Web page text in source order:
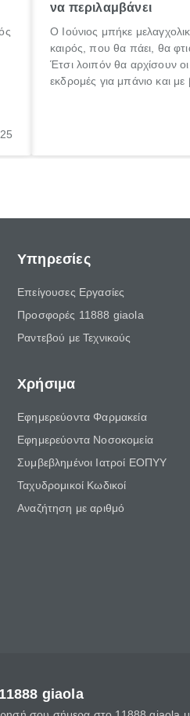
να περιλαμβάνει
Ο Ιούνιος μπήκε
καιρός, που θα πάει, θα
Έτσι λοιπόν θα αρχίσουν
εκδρομές για μπάνιο και με
Υπηρεσίες
Επείγουσες Εργασίες
Προσφορές 11888 giaola
Ραντεβού με Τεχνικούς
Χρήσιμα
Εφημερεύοντα Φαρμακεία
Εφημερεύοντα Νοσοκομεία
Συμβεβλημένοι Ιατροί ΕΟΠΥΥ
Ταχυδρομικοί Κωδικοί
Αναζήτηση με αριθμό
giaola